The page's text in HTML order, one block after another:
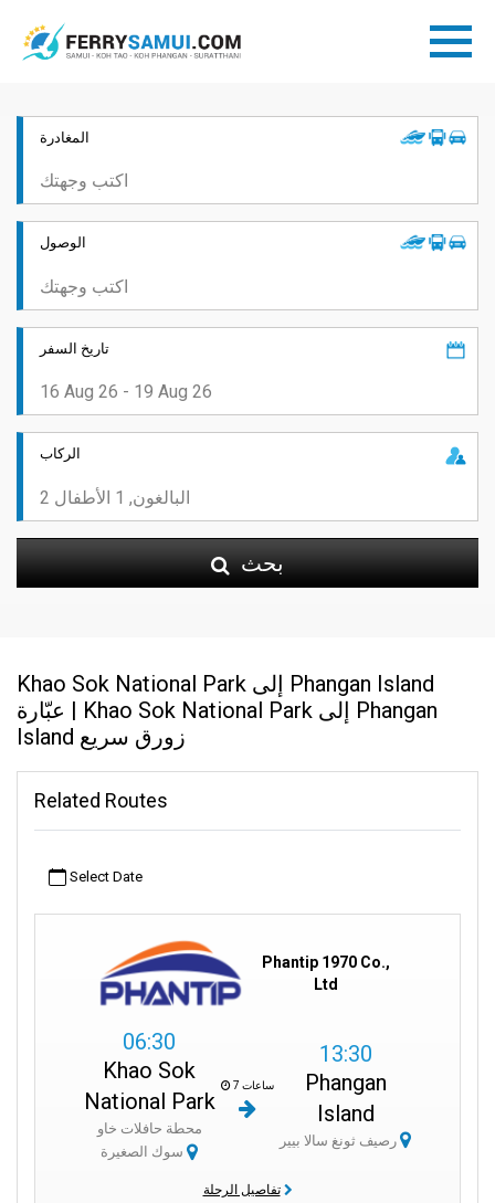
المغادرة
الوصول
تاريخ السفر
الركاب
بحث
Khao Sok National Park إلى Phangan Island
عبّارة | Khao Sok National Park إلى Phangan
Island زورق سريع
Related Routes
Select Date
Phantip 1970 Co.,
Ltd
06:30
Khao Sok
National Park
محطة حافلات خاو
سوك الصغيرة
7 ساعات
13:30
Phangan
Island
رصيف ثونغ سالا بيير
تفاصيل الرحلة